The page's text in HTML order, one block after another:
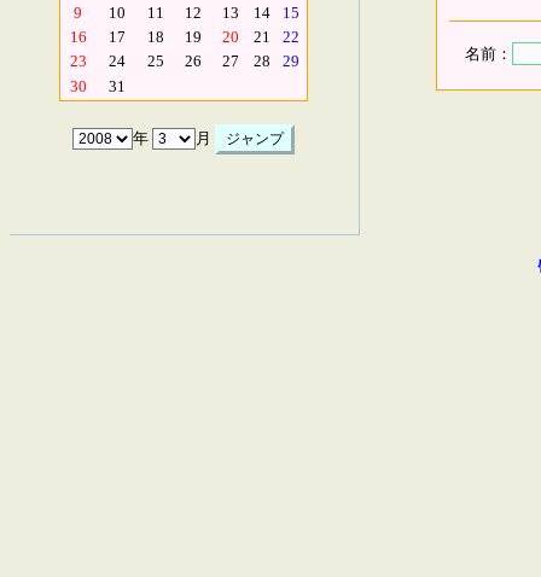
9
10 11 12 13 14
15
16
17 18 19 20 21
22
23
24 25 26 27 28
29
30
31
年 月
名前：